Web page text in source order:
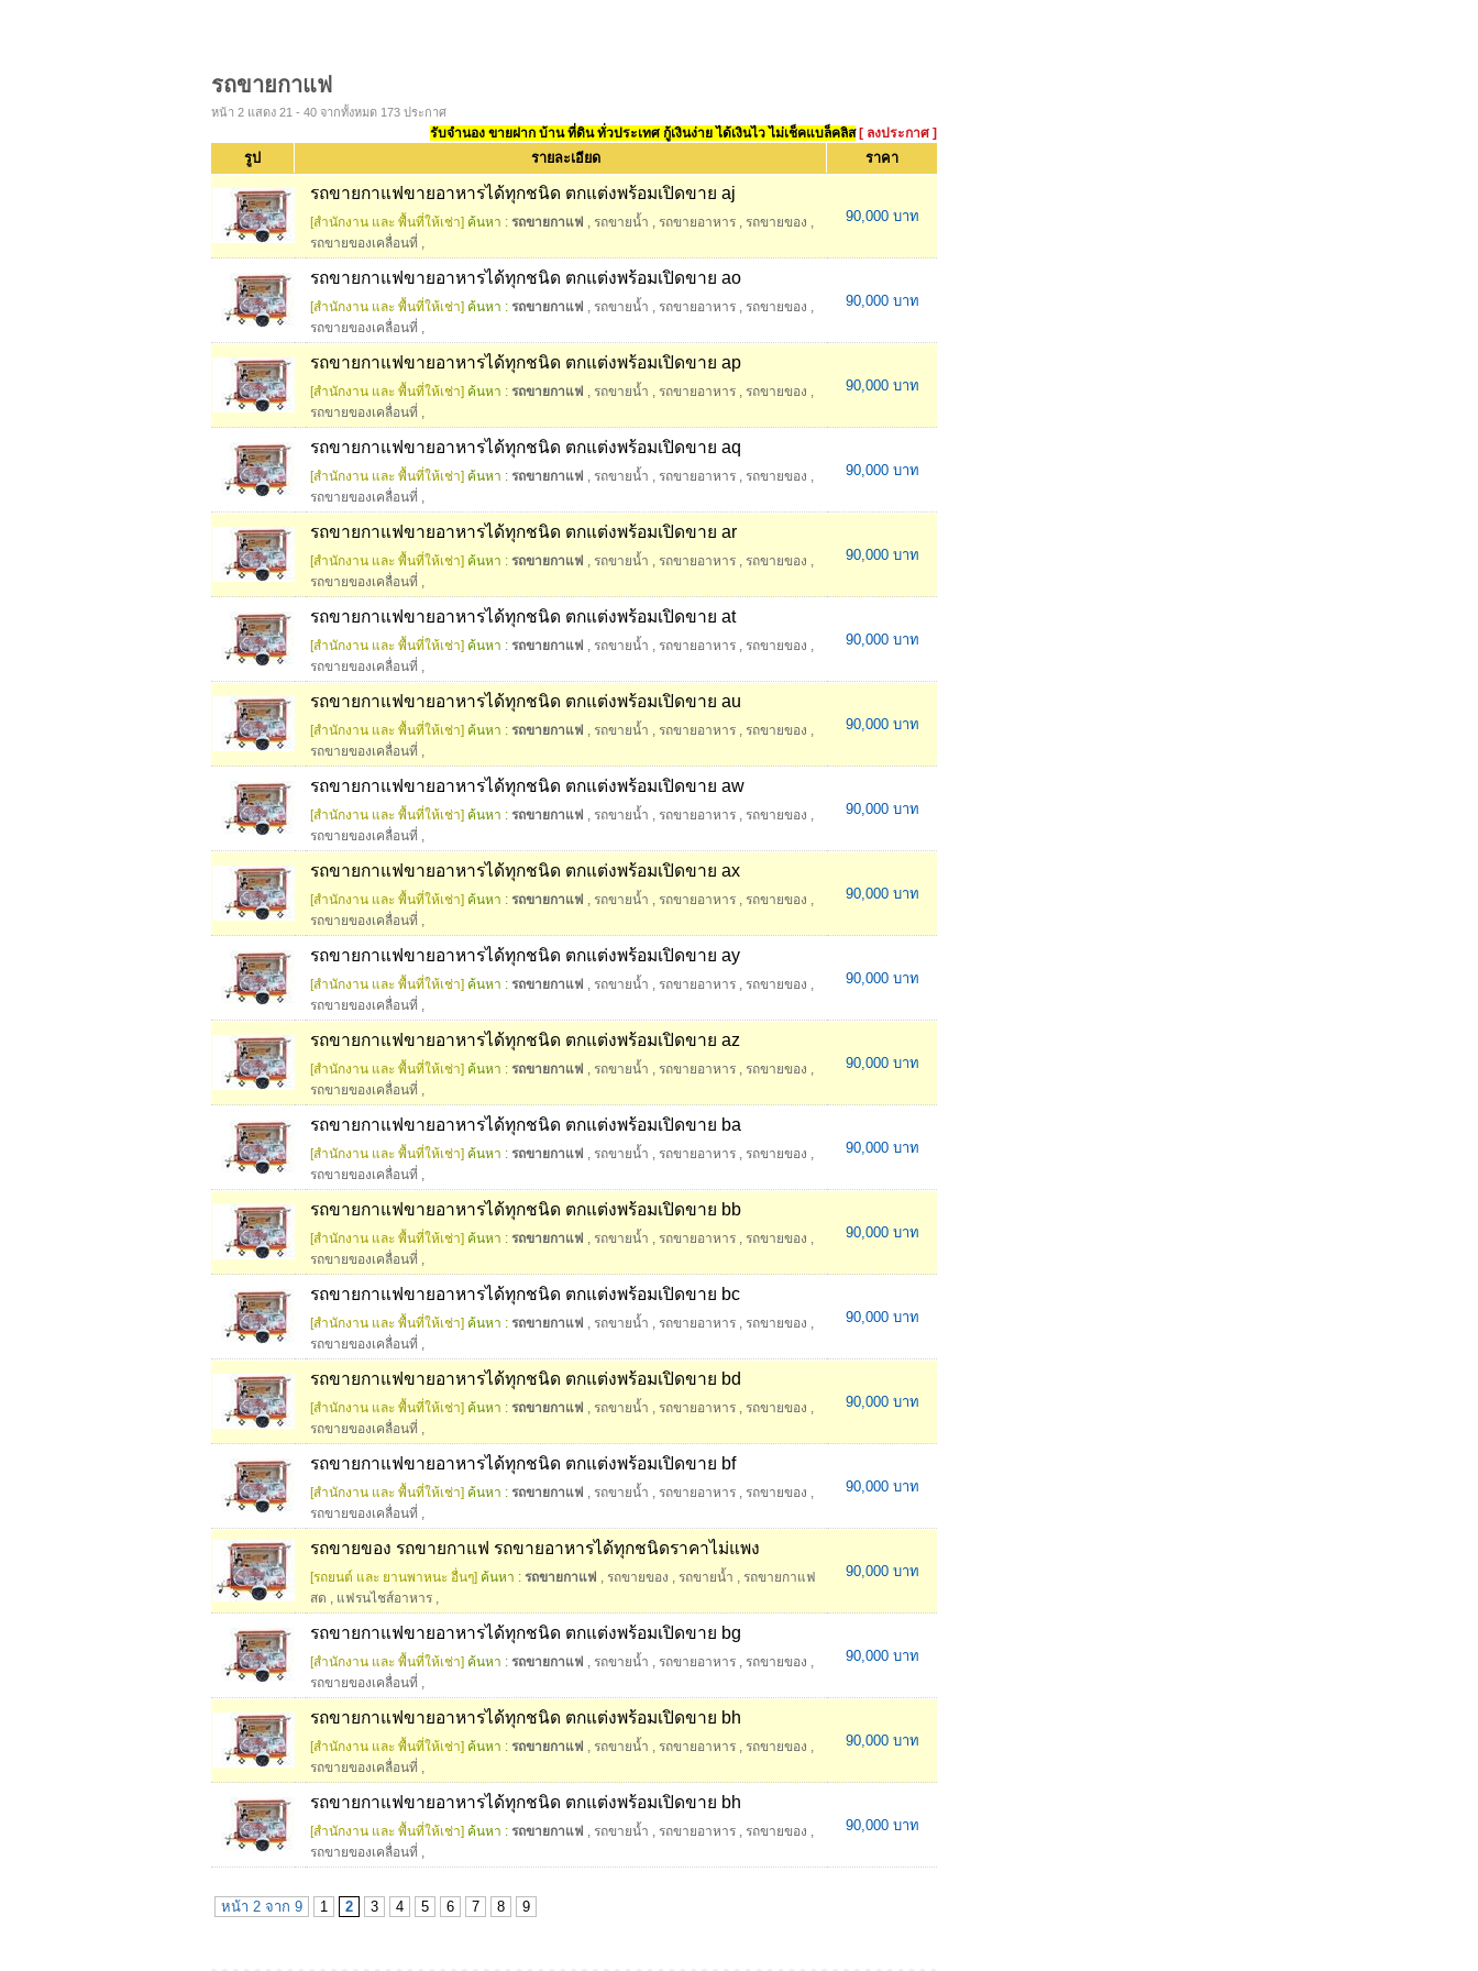
รถขายกาแฟ
หน้า 2 แสดง 21 - 40 จากทั้งหมด 173 ประกาศ
รับจำนอง ขายฝาก บ้าน ที่ดิน ทั่วประเทศ กู้เงินง่าย ได้เงินไว ไม่เช็คแบล็คลิส [ ลงประกาศ ]
รูป รายละเอียด ราคา
รถขายกาแฟขายอาหารได้ทุกชนิด ตกแต่งพร้อมเปิดขาย aj
[สำนักงาน และ พื้นที่ให้เช่า] ค้นหา : รถขายกาแฟ , รถขายน้ำ , รถขายอาหาร , รถขายของ ,
รถขายของเคลื่อนที่ ,
90,000 บาท
รถขายกาแฟขายอาหารได้ทุกชนิด ตกแต่งพร้อมเปิดขาย ao
[สำนักงาน และ พื้นที่ให้เช่า] ค้นหา : รถขายกาแฟ , รถขายน้ำ , รถขายอาหาร , รถขายของ ,
รถขายของเคลื่อนที่ ,
90,000 บาท
รถขายกาแฟขายอาหารได้ทุกชนิด ตกแต่งพร้อมเปิดขาย ap
[สำนักงาน และ พื้นที่ให้เช่า] ค้นหา : รถขายกาแฟ , รถขายน้ำ , รถขายอาหาร , รถขายของ ,
รถขายของเคลื่อนที่ ,
90,000 บาท
รถขายกาแฟขายอาหารได้ทุกชนิด ตกแต่งพร้อมเปิดขาย aq
[สำนักงาน และ พื้นที่ให้เช่า] ค้นหา : รถขายกาแฟ , รถขายน้ำ , รถขายอาหาร , รถขายของ ,
รถขายของเคลื่อนที่ ,
90,000 บาท
รถขายกาแฟขายอาหารได้ทุกชนิด ตกแต่งพร้อมเปิดขาย ar
[สำนักงาน และ พื้นที่ให้เช่า] ค้นหา : รถขายกาแฟ , รถขายน้ำ , รถขายอาหาร , รถขายของ ,
รถขายของเคลื่อนที่ ,
90,000 บาท
รถขายกาแฟขายอาหารได้ทุกชนิด ตกแต่งพร้อมเปิดขาย at
[สำนักงาน และ พื้นที่ให้เช่า] ค้นหา : รถขายกาแฟ , รถขายน้ำ , รถขายอาหาร , รถขายของ ,
รถขายของเคลื่อนที่ ,
90,000 บาท
รถขายกาแฟขายอาหารได้ทุกชนิด ตกแต่งพร้อมเปิดขาย au
[สำนักงาน และ พื้นที่ให้เช่า] ค้นหา : รถขายกาแฟ , รถขายน้ำ , รถขายอาหาร , รถขายของ ,
รถขายของเคลื่อนที่ ,
90,000 บาท
รถขายกาแฟขายอาหารได้ทุกชนิด ตกแต่งพร้อมเปิดขาย aw
[สำนักงาน และ พื้นที่ให้เช่า] ค้นหา : รถขายกาแฟ , รถขายน้ำ , รถขายอาหาร , รถขายของ ,
รถขายของเคลื่อนที่ ,
90,000 บาท
รถขายกาแฟขายอาหารได้ทุกชนิด ตกแต่งพร้อมเปิดขาย ax
[สำนักงาน และ พื้นที่ให้เช่า] ค้นหา : รถขายกาแฟ , รถขายน้ำ , รถขายอาหาร , รถขายของ ,
รถขายของเคลื่อนที่ ,
90,000 บาท
รถขายกาแฟขายอาหารได้ทุกชนิด ตกแต่งพร้อมเปิดขาย ay
[สำนักงาน และ พื้นที่ให้เช่า] ค้นหา : รถขายกาแฟ , รถขายน้ำ , รถขายอาหาร , รถขายของ ,
รถขายของเคลื่อนที่ ,
90,000 บาท
รถขายกาแฟขายอาหารได้ทุกชนิด ตกแต่งพร้อมเปิดขาย az
[สำนักงาน และ พื้นที่ให้เช่า] ค้นหา : รถขายกาแฟ , รถขายน้ำ , รถขายอาหาร , รถขายของ ,
รถขายของเคลื่อนที่ ,
90,000 บาท
รถขายกาแฟขายอาหารได้ทุกชนิด ตกแต่งพร้อมเปิดขาย ba
[สำนักงาน และ พื้นที่ให้เช่า] ค้นหา : รถขายกาแฟ , รถขายน้ำ , รถขายอาหาร , รถขายของ ,
รถขายของเคลื่อนที่ ,
90,000 บาท
รถขายกาแฟขายอาหารได้ทุกชนิด ตกแต่งพร้อมเปิดขาย bb
[สำนักงาน และ พื้นที่ให้เช่า] ค้นหา : รถขายกาแฟ , รถขายน้ำ , รถขายอาหาร , รถขายของ ,
รถขายของเคลื่อนที่ ,
90,000 บาท
รถขายกาแฟขายอาหารได้ทุกชนิด ตกแต่งพร้อมเปิดขาย bc
[สำนักงาน และ พื้นที่ให้เช่า] ค้นหา : รถขายกาแฟ , รถขายน้ำ , รถขายอาหาร , รถขายของ ,
รถขายของเคลื่อนที่ ,
90,000 บาท
รถขายกาแฟขายอาหารได้ทุกชนิด ตกแต่งพร้อมเปิดขาย bd
[สำนักงาน และ พื้นที่ให้เช่า] ค้นหา : รถขายกาแฟ , รถขายน้ำ , รถขายอาหาร , รถขายของ ,
รถขายของเคลื่อนที่ ,
90,000 บาท
รถขายกาแฟขายอาหารได้ทุกชนิด ตกแต่งพร้อมเปิดขาย bf
[สำนักงาน และ พื้นที่ให้เช่า] ค้นหา : รถขายกาแฟ , รถขายน้ำ , รถขายอาหาร , รถขายของ ,
รถขายของเคลื่อนที่ ,
90,000 บาท
รถขายของ รถขายกาแฟ รถขายอาหารได้ทุกชนิดราคาไม่แพง
[รถยนต์ และ ยานพาหนะ อื่นๆ] ค้นหา : รถขายกาแฟ , รถขายของ , รถขายน้ำ , รถขายกาแฟ
สด , แฟรนไชส์อาหาร ,
90,000 บาท
รถขายกาแฟขายอาหารได้ทุกชนิด ตกแต่งพร้อมเปิดขาย bg
[สำนักงาน และ พื้นที่ให้เช่า] ค้นหา : รถขายกาแฟ , รถขายน้ำ , รถขายอาหาร , รถขายของ ,
รถขายของเคลื่อนที่ ,
90,000 บาท
รถขายกาแฟขายอาหารได้ทุกชนิด ตกแต่งพร้อมเปิดขาย bh
[สำนักงาน และ พื้นที่ให้เช่า] ค้นหา : รถขายกาแฟ , รถขายน้ำ , รถขายอาหาร , รถขายของ ,
รถขายของเคลื่อนที่ ,
90,000 บาท
รถขายกาแฟขายอาหารได้ทุกชนิด ตกแต่งพร้อมเปิดขาย bh
[สำนักงาน และ พื้นที่ให้เช่า] ค้นหา : รถขายกาแฟ , รถขายน้ำ , รถขายอาหาร , รถขายของ ,
รถขายของเคลื่อนที่ ,
90,000 บาท
หน้า 2 จาก 9 1 2 3 4 5 6 7 8 9